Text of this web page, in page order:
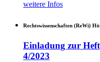
weitere Infos
Rechtswissenschaften (ReWi)
Einladung zur
4/2023